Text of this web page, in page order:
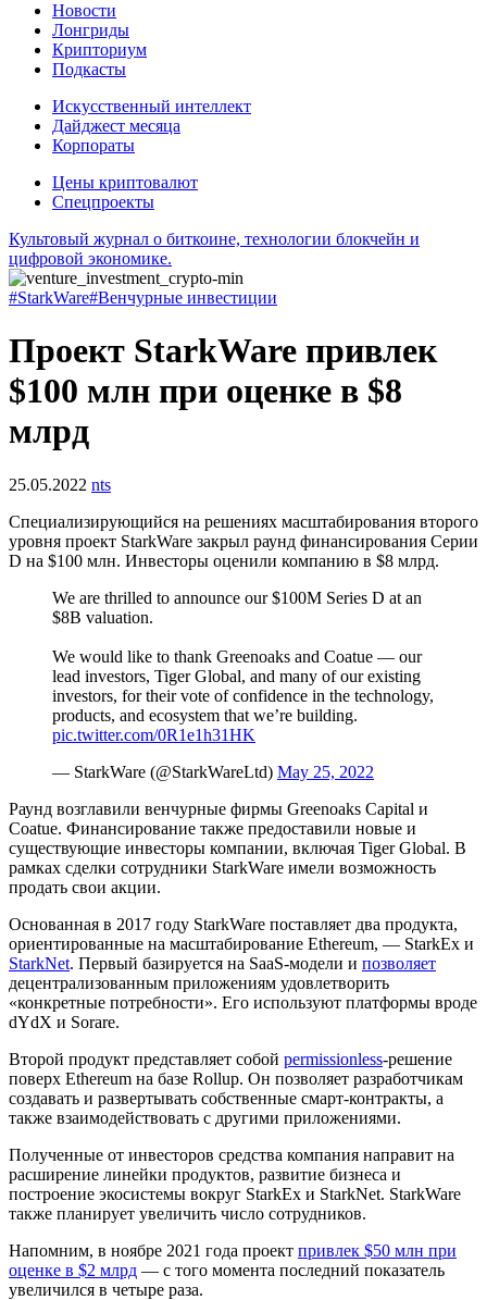
Новости
Лонгриды
Крипториум
Подкасты
Искусственный интеллект
Дайджест месяца
Корпораты
Цены криптовалют
Спецпроекты
Культовый журнал о биткоине, технологии блокчейн и
цифровой экономике.
#StarkWare#Венчурные инвестиции
Проект StarkWare привлек
$100 млн при оценке в $8
млрд
25.05.2022 nts
Специализирующийся на решениях масштабирования второго
уровня проект StarkWare закрыл раунд финансирования Серии
D на $100 млн. Инвесторы оценили компанию в $8 млрд.
We are thrilled to announce our $100M Series D at an
$8B valuation.
We would like to thank Greenoaks and Coatue — our
lead investors, Tiger Global, and many of our existing
investors, for their vote of confidence in the technology,
products, and ecosystem that we’re building.
pic.twitter.com/0R1e1h31HK
— StarkWare (@StarkWareLtd) May 25, 2022
Раунд возглавили венчурные фирмы Greenoaks Capital и
Coatue. Финансирование также предоставили новые и
существующие инвесторы компании, включая Tiger Global. В
рамках сделки сотрудники StarkWare имели возможность
продать свои акции.
Основанная в 2017 году StarkWare поставляет два продукта,
ориентированные на масштабирование Ethereum, — StarkEx и
StarkNet. Первый базируется на SaaS-модели и позволяет
децентрализованным приложениям удовлетворить
«конкретные потребности». Его используют платформы вроде
dYdX и Sorare.
Второй продукт представляет собой permissionless-решение
поверх Ethereum на базе Rollup. Он позволяет разработчикам
создавать и развертывать собственные смарт-контракты, а
также взаимодействовать с другими приложениями.
Полученные от инвесторов средства компания направит на
расширение линейки продуктов, развитие бизнеса и
построение экосистемы вокруг StarkEx и StarkNet. StarkWare
также планирует увеличить число сотрудников.
Напомним, в ноябре 2021 года проект привлек $50 млн при
оценке в $2 млрд — с того момента последний показатель
увеличился в четыре раза.